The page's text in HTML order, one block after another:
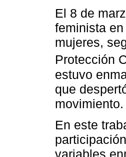
El 8 de
feminista
mujeres,
Protección
estuvo
que
movimiento.
En este
variables